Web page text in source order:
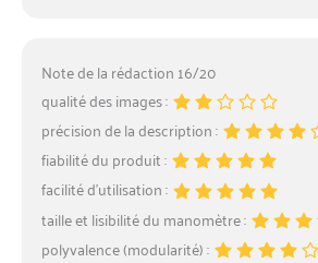
Note de la rédaction 16/20
qualité des images :
précision de la description :
fiabilité du produit :
facilité d’utilisation :
taille et lisibilité du manomètre :
polyvalence (modularité) :